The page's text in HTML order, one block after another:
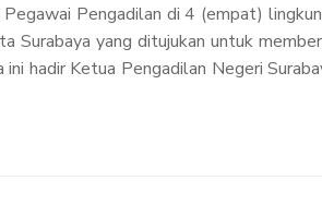
Pengadilan di 4 (empat)
Surabaya yang ditujukan untuk
hadir Ketua Pengadilan Negeri